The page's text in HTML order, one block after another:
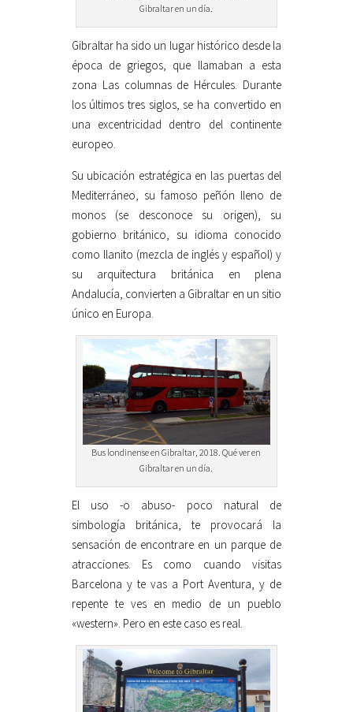
Gibraltar en un día.
Gibraltar ha sido un lugar histórico desde la
época de griegos, que llamaban a esta
zona Las columnas de Hércules. Durante
los últimos tres siglos, se ha convertido en
una excentricidad dentro del continente
europeo.
Su ubicación estratégica en las puertas del
Mediterráneo, su famoso peñón lleno de
monos (se desconoce su origen), su
gobierno británico, su idioma conocido
como llanito (mezcla de inglés y español) y
su arquitectura británica en plena
Andalucía, convierten a Gibraltar en un sitio
único en Europa.
Bus londinense en Gibraltar, 2018. Qué ver en
Gibraltar en un día.
El uso -o abuso- poco natural de
simbología británica, te provocará la
sensación de encontrare en un parque de
atracciones. Es como cuando visitas
Barcelona y te vas a Port Aventura, y de
repente te ves en medio de un pueblo
«western». Pero en este caso es real.